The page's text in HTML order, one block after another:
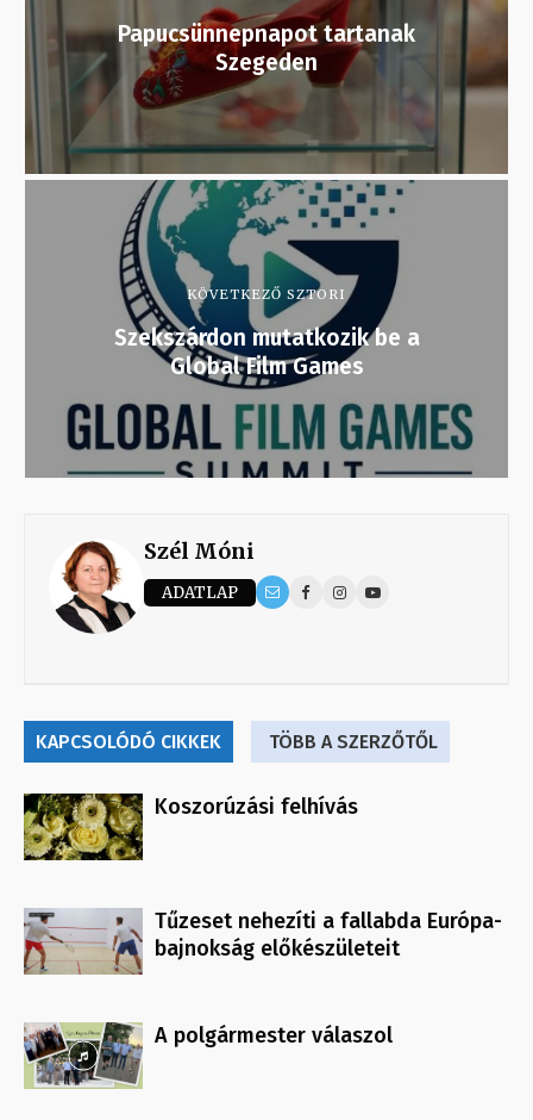
Papucsünnepnapot tartanak
Szegeden
KÖVETKEZŐ SZTORI
Szekszárdon mutatkozik be a
Global Film Games
Szél Móni
ADATLAP
KAPCSOLÓDÓ CIKKEK TÖBB A SZERZŐTŐL
Koszorúzási felhívás
Tűzeset nehezíti a fallabda Európa-
bajnokság előkészületeit
A polgármester válaszol